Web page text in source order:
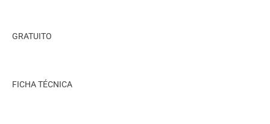
GRATUITO
FICHA TÉCNICA